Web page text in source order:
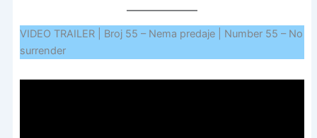
VIDEO TRAILER | Broj 55 – Nema predaje | Number 55 – No
surrender